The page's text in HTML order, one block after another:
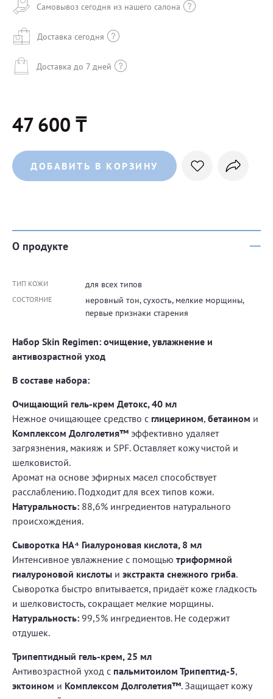
Самовывоз сегодня из нашего салона
Доставка сегодня
Доставка до 7 дней
47 600 ₸
ДОБАВИТЬ В КОРЗИНУ
О продукте
ТИП КОЖИ для всех типов
СОСТОЯНИЕ
неровный тон, сухость, мелкие морщины,
первые признаки старения
Набор Skin Regimen: очищение, увлажнение и
антивозрастной уход
В составе набора:
Очищающий гель-крем Детокс, 40 мл
Нежное очищающее средство с глицерином, бетаином и
Комплексом Долголетия™ эффективно удаляет
загрязнения, макияж и SPF. Оставляет кожу чистой и
шелковистой.
Аромат на основе эфирных масел способствует
расслаблению. Подходит для всех типов кожи.
Натуральность: 88,6% ингредиентов натурального
происхождения.
Сыворотка HA⁴ Гиалуроновая кислота, 8 мл
Интенсивное увлажнение с помощью триформной
гиалуроновой кислоты и экстракта снежного гриба.
Сыворотка быстро впитывается, придаёт коже гладкость
и шелковистость, сокращает мелкие морщины.
Натуральность: 99,5% ингредиентов. Не содержит
отдушек.
Трипептидный гель-крем, 25 мл
Антивозрастной уход с пальмитоилом Трипептид-5,
эктоином и Комплексом Долголетия™. Защищает кожу